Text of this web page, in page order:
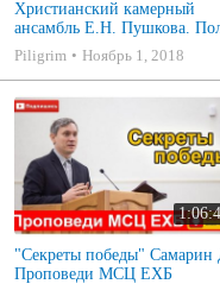
Христианский камерный
ансамбль Е.Н. Пушкова.
собрание
Piligrim Ноябрь 1, 2018
"Секреты победы" Самарин Д.В.
Проповеди МСЦ ЕХБ